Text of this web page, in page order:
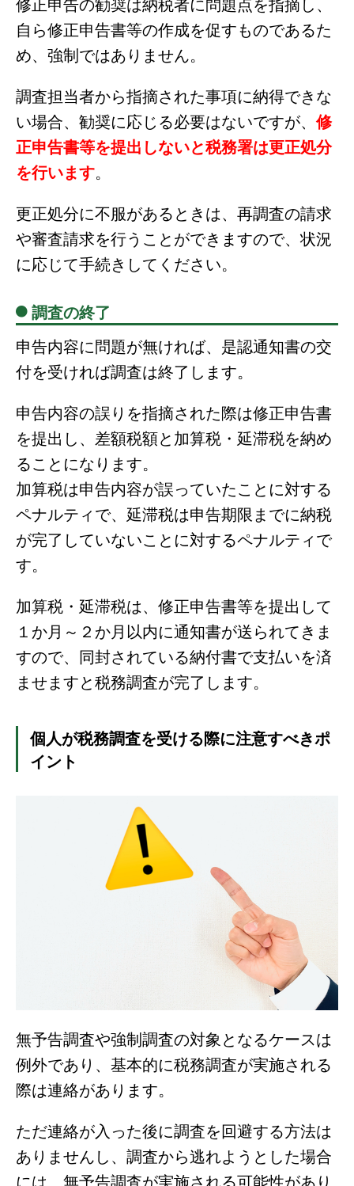
自ら修正申告書等の作成を促すものであるた
め、強制ではありません。
調査担当者から指摘された事項に納得できな
い場合、勧奨に応じる必要はないですが、修
正申告書等を提出しないと税務署は更正処分
を行います。
更正処分に不服があるときは、再調査の請求
や審査請求を行うことができますので、状況
に応じて手続きしてください。
調査の終了
申告内容に問題が無ければ、是認通知書の交
付を受ければ調査は終了します。
申告内容の誤りを指摘された際は修正申告書
を提出し、差額税額と加算税・延滞税を納め
ることになります。
加算税は申告内容が誤っていたことに対する
ペナルティで、延滞税は申告期限までに納税
が完了していないことに対するペナルティで
す。
加算税・延滞税は、修正申告書等を提出して
１か月～２か月以内に通知書が送られてきま
すので、同封されている納付書で支払いを済
ませますと税務調査が完了します。
個人が税務調査を受ける際に注意すべきポ
イント
無予告調査や強制調査の対象となるケースは
例外であり、基本的に税務調査が実施される
際は連絡があります。
ただ連絡が入った後に調査を回避する方法は
ありませんし、調査から逃れようとした場合
には、無予告調査が実施される可能性があり